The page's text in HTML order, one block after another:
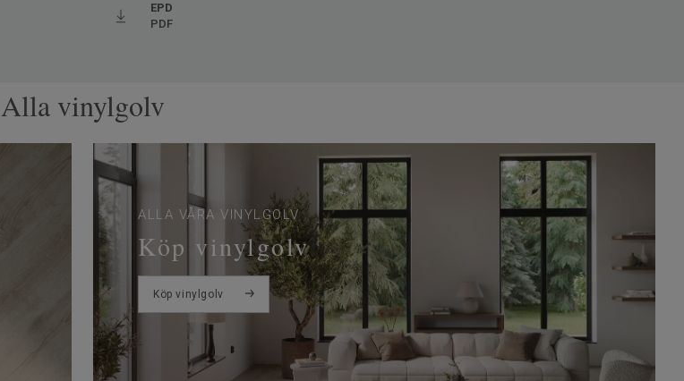
EPD
PDF
Alla vinylgolv
ALLA VÅRA VINYLGOLV
Köp vinylgolv
Köp vinylgolv